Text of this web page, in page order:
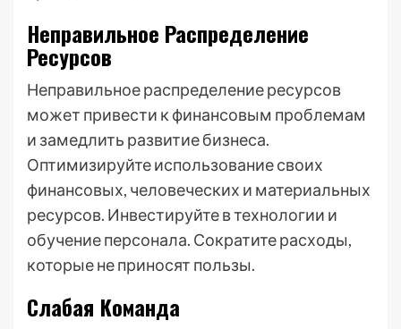
Неправильное Распределение
Ресурсов
Неправильное распределение ресурсов
может привести к финансовым проблемам
и замедлить развитие бизнеса.
Оптимизируйте использование своих
финансовых, человеческих и материальных
ресурсов. Инвестируйте в технологии и
обучение персонала. Сократите расходы,
которые не приносят пользы.
Слабая Команда